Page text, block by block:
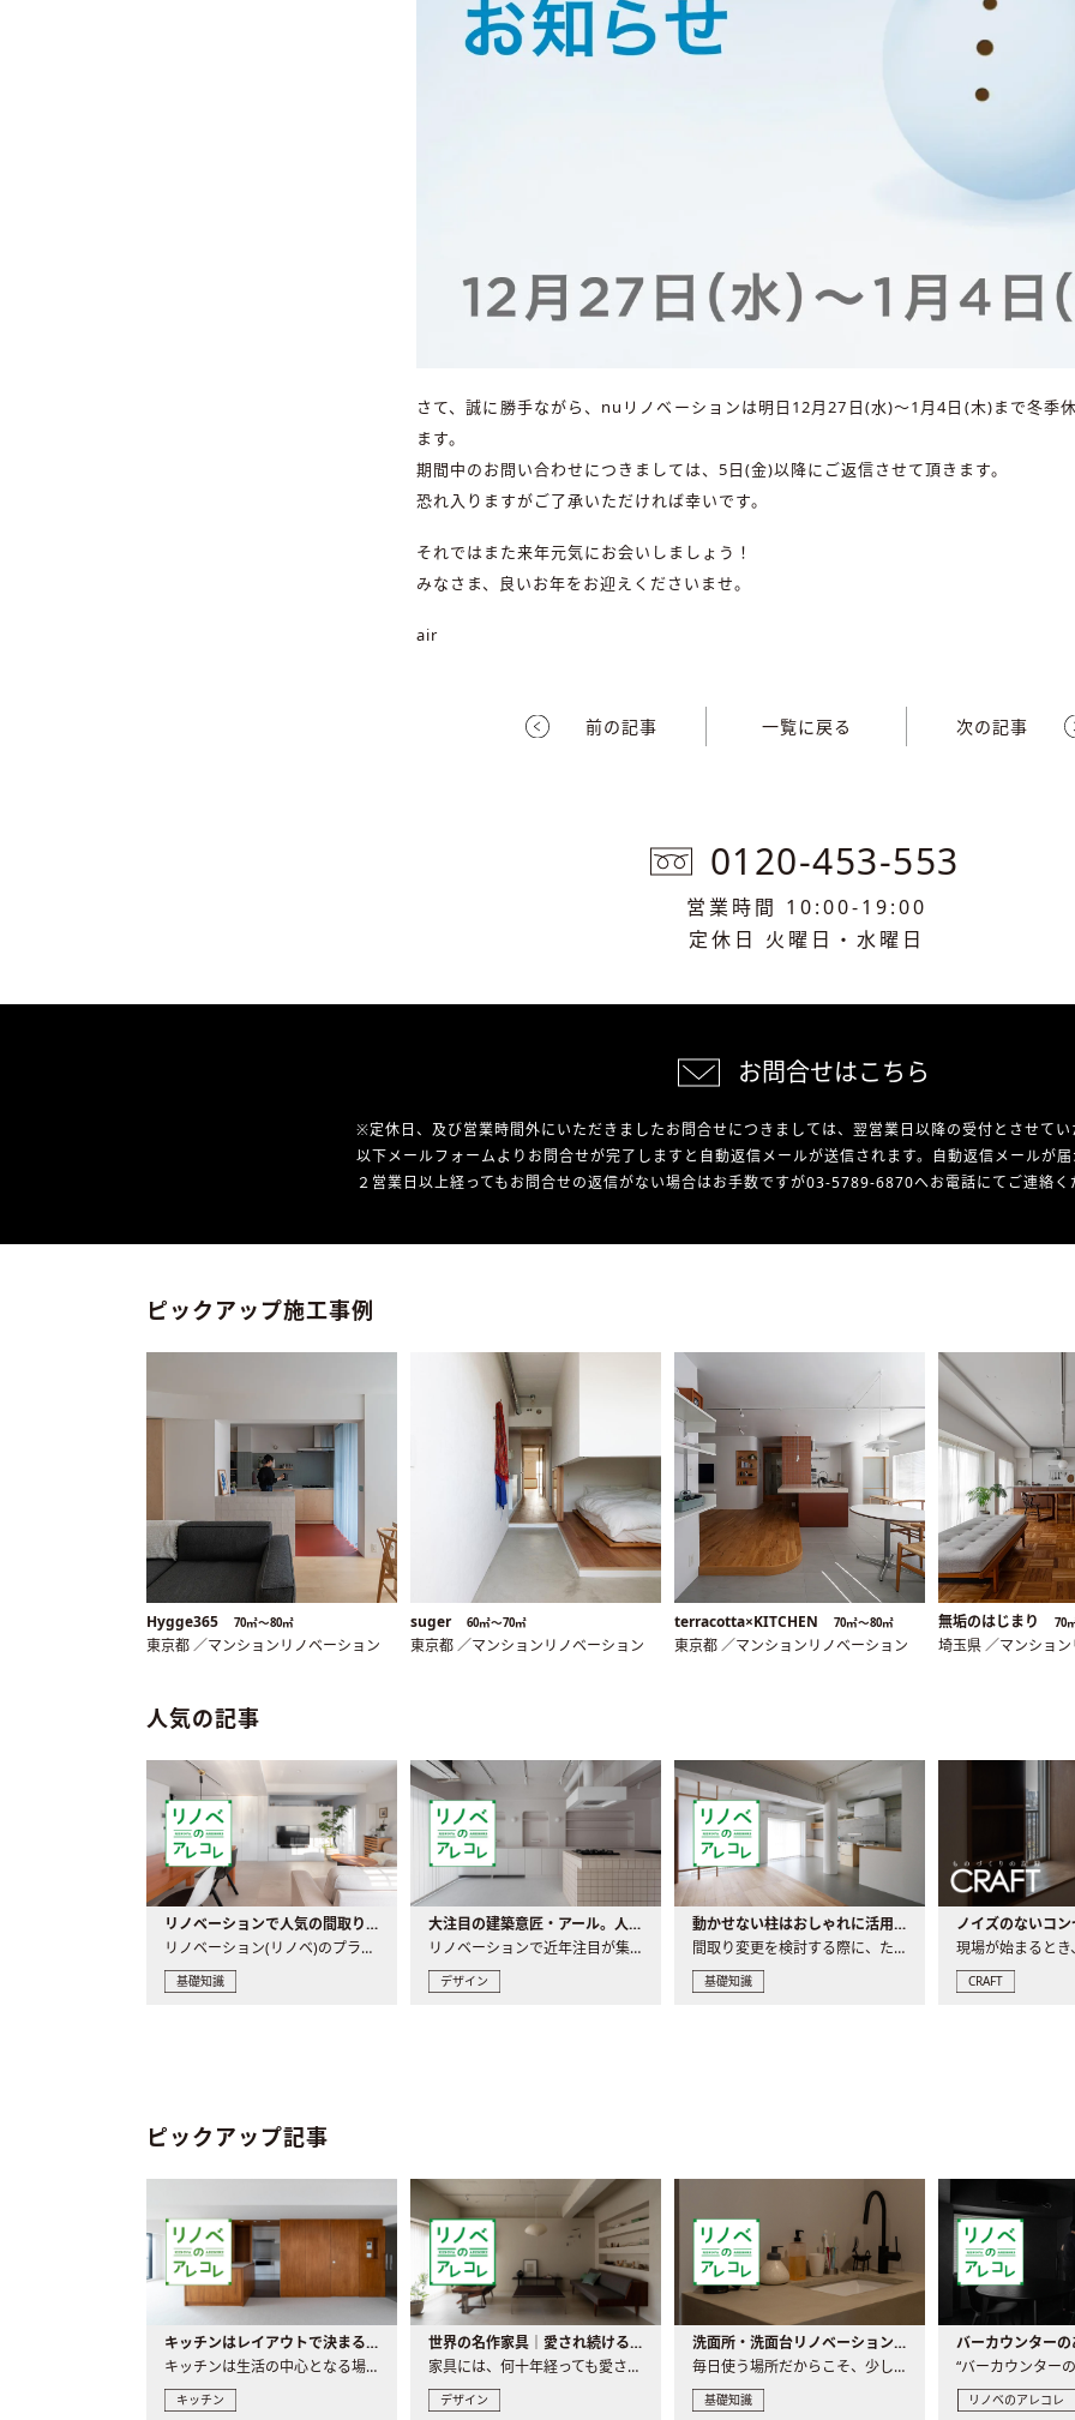
さて、誠に勝手ながら、nuリノベーションは明日12月27日(水)〜1月4日(木)まで冬季
ます。
期間中のお問い合わせにつきましては、5日(金)以降にご返信させて頂きます。
恐れ入りますがご了承いただければ幸いです。
それではまた来年元気にお会いしましょう！
みなさま、良いお年をお迎えくださいませ。
air
前の記事 一覧に戻る 次の記事
0120-453-553
営業時間 10:00-19:00
定休日 火曜日・水曜日
お問合せはこちら
※定休日、及び営業時間外にいただきましたお問合せにつきましては、翌営業日以降の受付とさせて
以下メールフォームよりお問合せが完了しますと自動返信メールが送信されます。自動返信メールが
２営業日以上経ってもお問合せの返信がない場合はお手数ですが03-5789-6870へお電話にてご連絡く
ピックアップ施工事例
Hygge365 70㎡〜80㎡
東京都 ／マンションリノベーション
suger 60㎡〜70㎡
東京都 ／マンションリノベーション
terracotta×KITCHEN 70㎡〜80㎡
東京都 ／マンションリノベーション
無垢のはじまり 70
埼玉県 ／マンショ
人気の記事
リノベーションで人気の間取りとは？トレンドの間取りと実例を徹底解説
リノベーション(リノベ)のプランニングで一番最初に決めるのは..
基礎知識
大注目の建築意匠・アール。人気の理由と空間に取り入れるポイント
リノベーションで近年注目が集まる建築意匠の一つであるアール..
デザイン
動かせない柱はおしゃれに活用！柱を魅せるリノベーション(リノベ)4選
間取り変更を検討する際に、たびたび皆さんの頭を悩ませる動か..
基礎知識
ノイズのないコ
CRAFT
ピックアップ記事
キッチンはレイアウトで決まる。後悔しないための考え方と選び方
キッチンは生活の中心となる場所だからこそ、家の中のどこに置..
キッチン
世界の名作家具｜愛され続ける理由と一生モノとの出会い方
家具には、何十年経っても愛され続ける「名作」と呼ばれるもの..
デザイン
洗面所・洗面台リノベーションの事例と間取りアイデア
毎日使う場所だからこそ、少しの間取りの工夫や素材の選び方で..
基礎知識 リノベのアレコレ